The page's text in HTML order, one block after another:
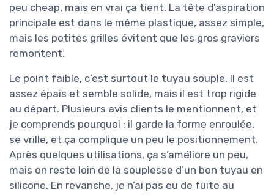
peu cheap, mais en vrai ça tient. La tête d’aspiration
principale est dans le même plastique, assez simple,
mais les petites grilles évitent que les gros graviers
remontent.
Le point faible, c’est surtout le tuyau souple. Il est
assez épais et semble solide, mais il est trop rigide
au départ. Plusieurs avis clients le mentionnent, et
je comprends pourquoi : il garde la forme enroulée,
se vrille, et ça complique un peu le positionnement.
Après quelques utilisations, ça s’améliore un peu,
mais on reste loin de la souplesse d’un bon tuyau en
silicone. En revanche, je n’ai pas eu de fuite au